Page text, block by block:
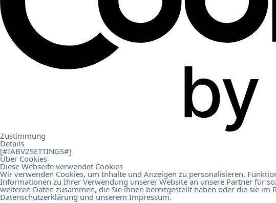
Zustimmung
Details
[#IABV2SETTINGS#]
Über Cookies
Diese Webseite verwendet Cookies
Wir verwenden Cookies, um Inhalte und Anzeigen zu personalisieren,
Informationen zu Ihrer Verwendung unserer Website an unsere Partner für
weiteren Daten zusammen, die Sie ihnen bereitgestellt haben oder die sie
Datenschutzerklärung und unserem Impressum.
About Us.
Career
Contact
Online Birds EducationHotel Digital Score Branchenreport Österreich